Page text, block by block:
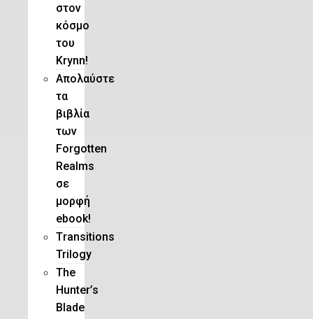
στον
κόσμο
του
Krynn!
Απολαύστε
τα
βιβλία
των
Forgotten
Realms
σε
μορφή
ebook!
Τransitions
Trilogy
The
Hunter’s
Blade